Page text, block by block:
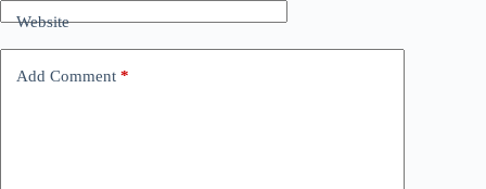
Website
Add Comment *